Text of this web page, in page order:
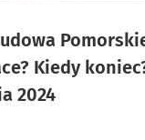
Kiedy
2024